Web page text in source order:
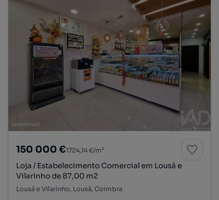
150 000 €1724,14 €/m²
Loja / Estabelecimento Comercial em Lousã e
Vilarinho de 87,00 m2
Lousã e Vilarinho, Lousã, Coimbra